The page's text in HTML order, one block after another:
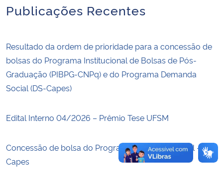
Secretaria de Governo
Gabinete de Segurança Institucional
Publicações Recentes
Resultado da ordem de prioridade para a concessão de
bolsas do Programa Institucional de Bolsas de Pós-
Graduação (PIBPG-CNPq) e do Programa Demanda
Social (DS-Capes)
Edital Interno 04/2026 – Prêmio Tese UFSM
Concessão de bolsa do Programa Demanda Social –
Capes